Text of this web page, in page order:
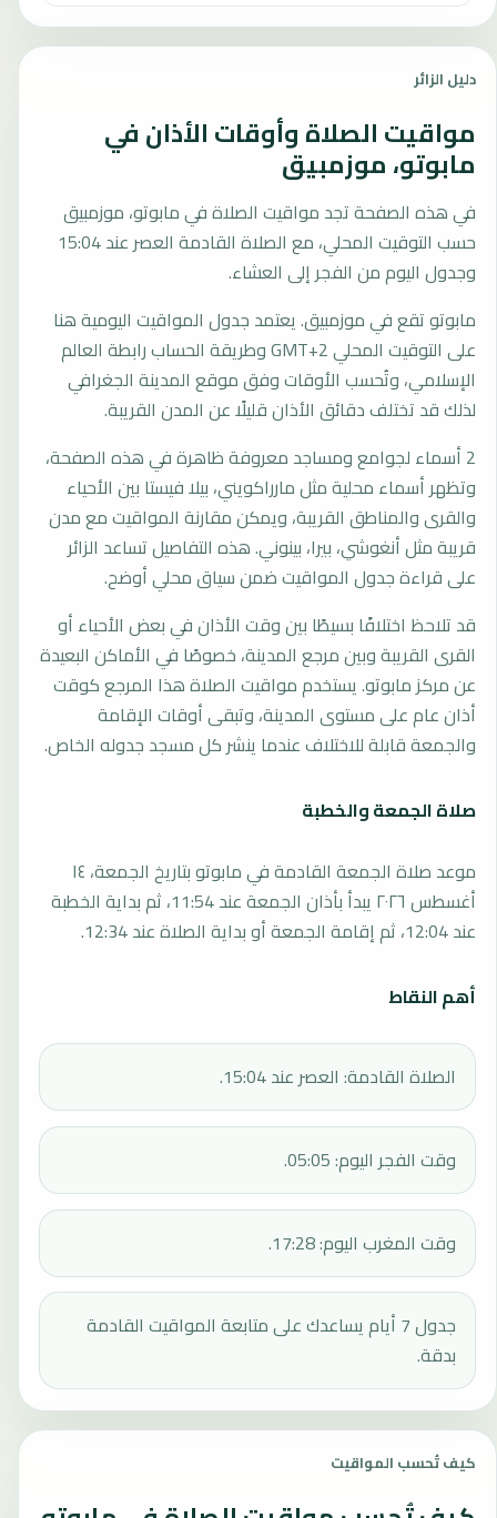
دليل الزائر
مواقيت الصلاة وأوقات الأذان في
مابوتو، موزمبيق
في هذه الصفحة تجد مواقيت الصلاة في مابوتو، موزمبيق
حسب التوقيت المحلي، مع الصلاة القادمة العصر عند 15:04
وجدول اليوم من الفجر إلى العشاء.
مابوتو تقع في موزمبيق. يعتمد جدول المواقيت اليومية هنا
على التوقيت المحلي GMT+2 وطريقة الحساب رابطة العالم
الإسلامي، وتُحسب الأوقات وفق موقع المدينة الجغرافي
لذلك قد تختلف دقائق الأذان قليلًا عن المدن القريبة.
2 أسماء لجوامع ومساجد معروفة ظاهرة في هذه الصفحة،
وتظهر أسماء محلية مثل مارراكويني، بيلا فيستا بين الأحياء
والقرى والمناطق القريبة، ويمكن مقارنة المواقيت مع مدن
قريبة مثل أنغوشي، بيرا، بينوني. هذه التفاصيل تساعد الزائر
على قراءة جدول المواقيت ضمن سياق محلي أوضح.
قد تلاحظ اختلافًا بسيطًا بين وقت الأذان في بعض الأحياء أو
القرى القريبة وبين مرجع المدينة، خصوصًا في الأماكن البعيدة
عن مركز مابوتو. يستخدم مواقيت الصلاة هذا المرجع كوقت
أذان عام على مستوى المدينة، وتبقى أوقات الإقامة
والجمعة قابلة للاختلاف عندما ينشر كل مسجد جدوله الخاص.
صلاة الجمعة والخطبة
موعد صلاة الجمعة القادمة في مابوتو بتاريخ الجمعة، ١٤
أغسطس ٢٠٢٦ يبدأ بأذان الجمعة عند 11:54، ثم بداية الخطبة
عند 12:04، ثم إقامة الجمعة أو بداية الصلاة عند 12:34.
أهم النقاط
الصلاة القادمة: العصر عند 15:04.
وقت الفجر اليوم: 05:05.
وقت المغرب اليوم: 17:28.
جدول 7 أيام يساعدك على متابعة المواقيت القادمة
بدقة.
كيف تُحسب المواقيت